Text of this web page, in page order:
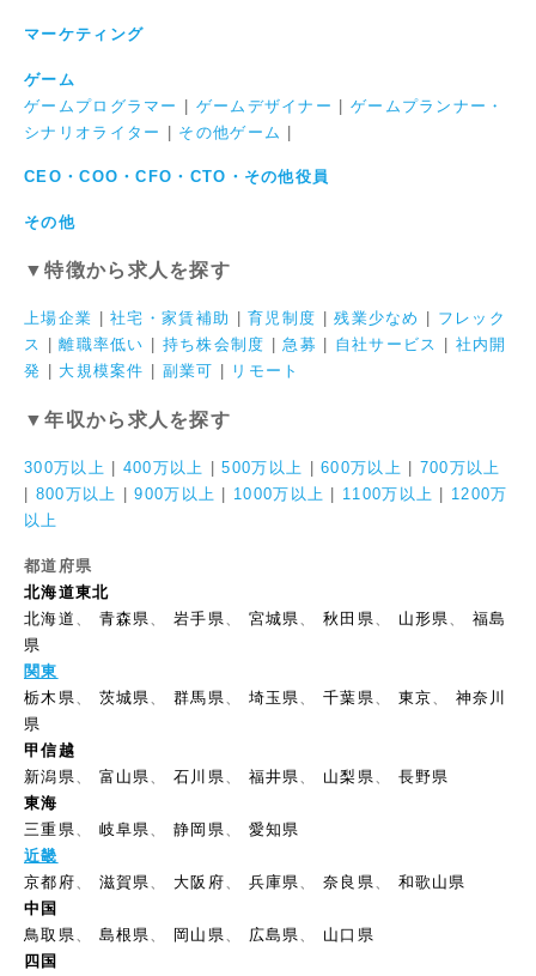
マーケティング
ゲーム
ゲームプログラマー | ゲームデザイナー | ゲームプランナー・
シナリオライター | その他ゲーム |
CEO・COO・CFO・CTO・その他役員
その他
▼特徴から求人を探す
上場企業 |社宅・家賃補助 |育児制度 |残業少なめ
フレック
ス
|離職率低い 持ち株会制度 |急募 自社サービス
社内開
発
大規模案件 副業可 リモート
▼年収から求人を探す
300万以上 400万以上 |500万以上 |600万以上
700万以上
800万以上 |900万以上 1000万以上 1100万以上
1200万
以上
都道府県
北海道東北
北海道
青森県 、岩手県 宮城県 、秋田県 山形県 、福島
県
関東
栃木県
茨城県 、群馬県 埼玉県 、千葉県 東京
神奈川
県
甲信越
新潟県
富山県 、石川県 福井県 山梨県
長野県
東海
三重県
岐阜県 、静岡県
愛知県
近畿
京都府
滋賀県 大阪府 兵庫県 、奈良県
和歌山県
中国
鳥取県
島根県 岡山県 広島県
山口県
四国